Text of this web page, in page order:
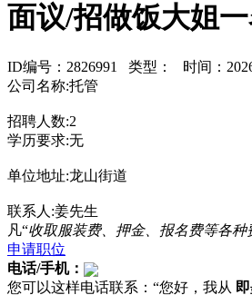
面议/招做饭大姐
ID编号：2826991 类型： 时间：
公司名称:托管
招聘人数:2
学历要求:无
单位地址:龙山街道
联系人:姜先生
凡“收取服装费、押金、报名费等各种
申请职位
电话/手机：
您可以这样电话联系：“您好，我从